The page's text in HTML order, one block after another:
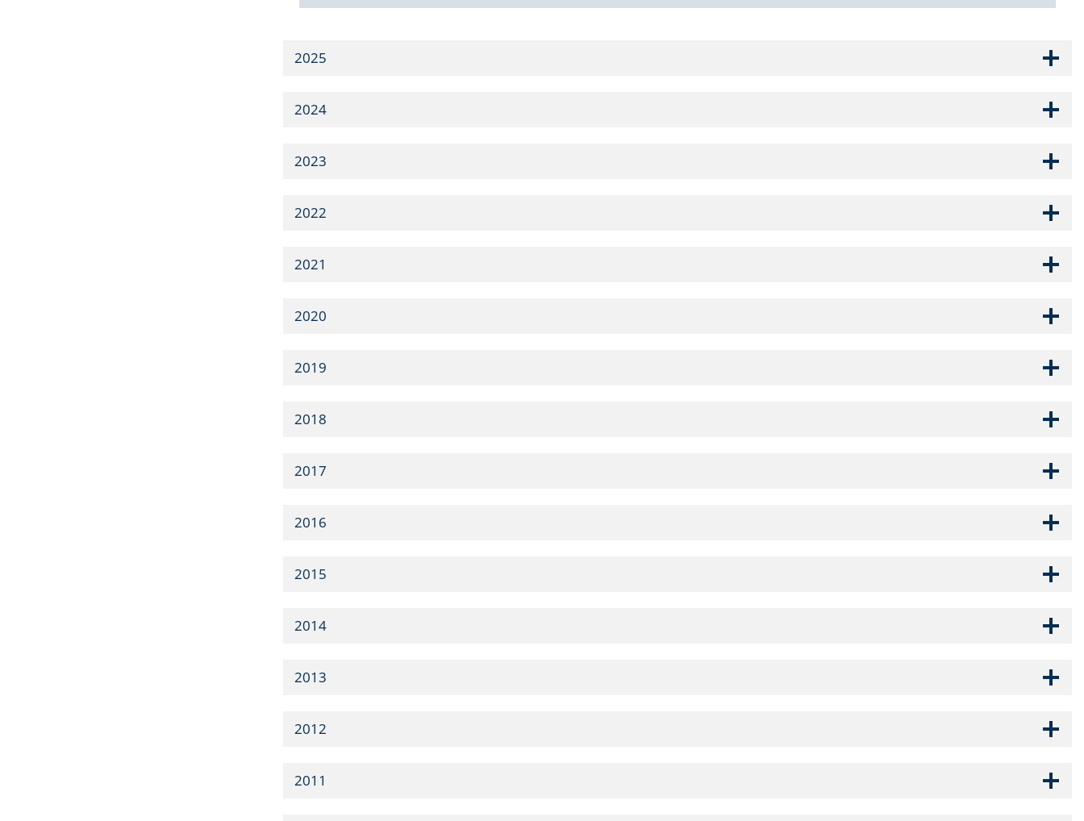
2025
2024
2023
2022
2021
2020
2019
2018
2017
2016
2015
2014
2013
2012
2011